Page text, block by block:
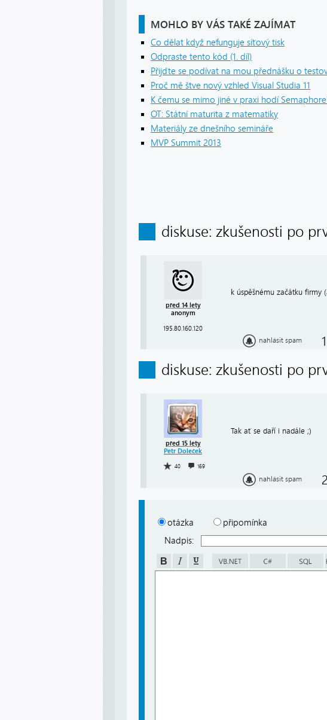
MOHLO BY VÁS TAKÉ ZAJÍMAT
Co dělat když nefunguje síťový tisk
Odpraste tento kód (1. díl)
Přijďte se podívat na mou přednášku o
Proč mě štve nový vzhled Visual Studia 11
K čemu se mimo jiné v praxi hodí
OT: Státní maturita z matematiky
Materiály ze dnešního semináře
MVP Summit 2013
diskuse: zkušenosti po
před 14 lety
anonym
195.80.160.120
k úspěšnému začátku firmy
nahlásit spam 1
diskuse: zkušenosti po
před 15 lety
Petr Doleček
40 169
Tak ať se daří i nadále ;)
nahlásit spam 2
otázka
připomínka
Nadpis: